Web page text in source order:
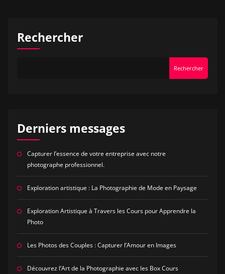
Rechercher
Rechercher
Derniers messages
Capturer l’essence de votre entreprise avec notre
photographe professionnel.
Exploration artistique : La Photographie de Mode en Paysage
Exploration Artistique à Travers les Cours pour Apprendre la
Photo
Les Photos des Couples : Capturer l’Amour en Images
Découvrez l’Art de la Photographie avec les Box Cours